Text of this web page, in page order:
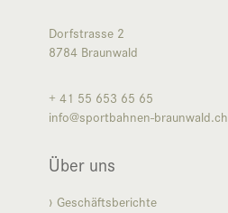
Dorfstrasse 2
8784 Braunwald
+ 41 55 653 65 65
info@sportbahnen-braunwald.ch
Über uns
Geschäftsberichte